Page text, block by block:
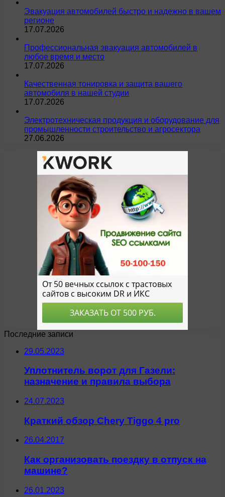
Эвакуация автомобилей быстро и надежно в вашем
регионе
17.07.2026
Профессиональная эвакуация автомобилей в
любое время и место
17.07.2026
Качественная тонировка и защита вашего
автомобиля в нашей студии
17.07.2026
Электротехническая продукция и оборудование для
промышленности строительство и агросектора
27.06.2026
Последние записи
29.05.2023
Уплотнитель ворот для Газели:
назначение и правила выбора
24.07.2023
Краткий обзор Chery Tiggo 4 pro
26.04.2017
Как организовать поездку в отпуск на
машине?
26.01.2023